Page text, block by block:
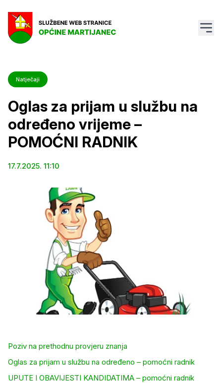
Natječaji
Oglas za prijam u službu na
određeno vrijeme –
POMOĆNI RADNIK
17.7.2025. 11:10
Poziv na prethodnu provjeru znanja
Oglas za prijam u službu na određeno – pomoćni radnik
UPUTE I OBAVIJESTI KANDIDATIMA – pomoćni radnik